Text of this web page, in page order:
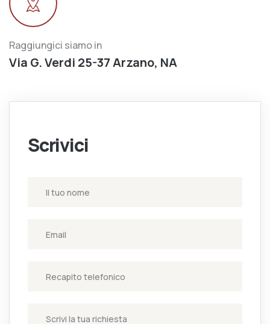
Raggiungici siamo in
Via G. Verdi 25-37 Arzano, NA
Scrivici